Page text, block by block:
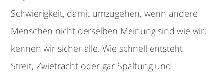
Schwierigkeit, damit umzugehen, wenn andere
Menschen nicht derselben Meinung sind wie wir,
kennen wir sicher alle. Wie schnell entsteht
Streit, Zwietracht oder gar Spaltung und